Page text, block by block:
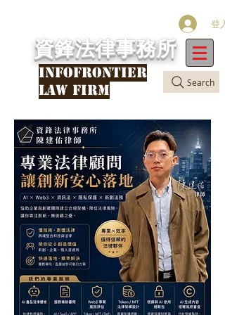
Search
登入
資鋒法律事務所
INFOFRONTIER
LAW FIRM